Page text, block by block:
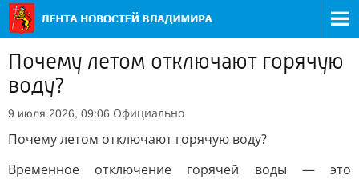
Почему летом отключают горячую
воду?
9 июля 2026, 09:06 Официально
Почему летом отключают горячую воду?
Временное отключение горячей воды — это